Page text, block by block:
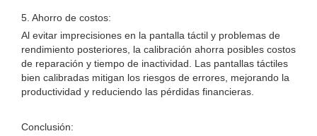
5. Ahorro de costos:
Al evitar imprecisiones en la pantalla táctil y problemas de
rendimiento posteriores, la calibración ahorra posibles costos
de reparación y tiempo de inactividad. Las pantallas táctiles
bien calibradas mitigan los riesgos de errores, mejorando la
productividad y reduciendo las pérdidas financieras.
Conclusión: